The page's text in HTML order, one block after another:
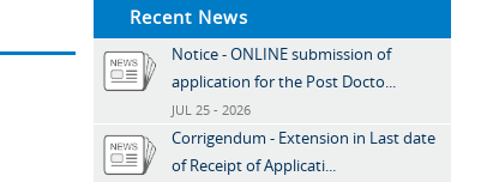
Recent News
Notice - ONLINE submission of
application for the Post Docto...
JUL 25 - 2026
Corrigendum - Extension in Last date
of Receipt of Applicati...